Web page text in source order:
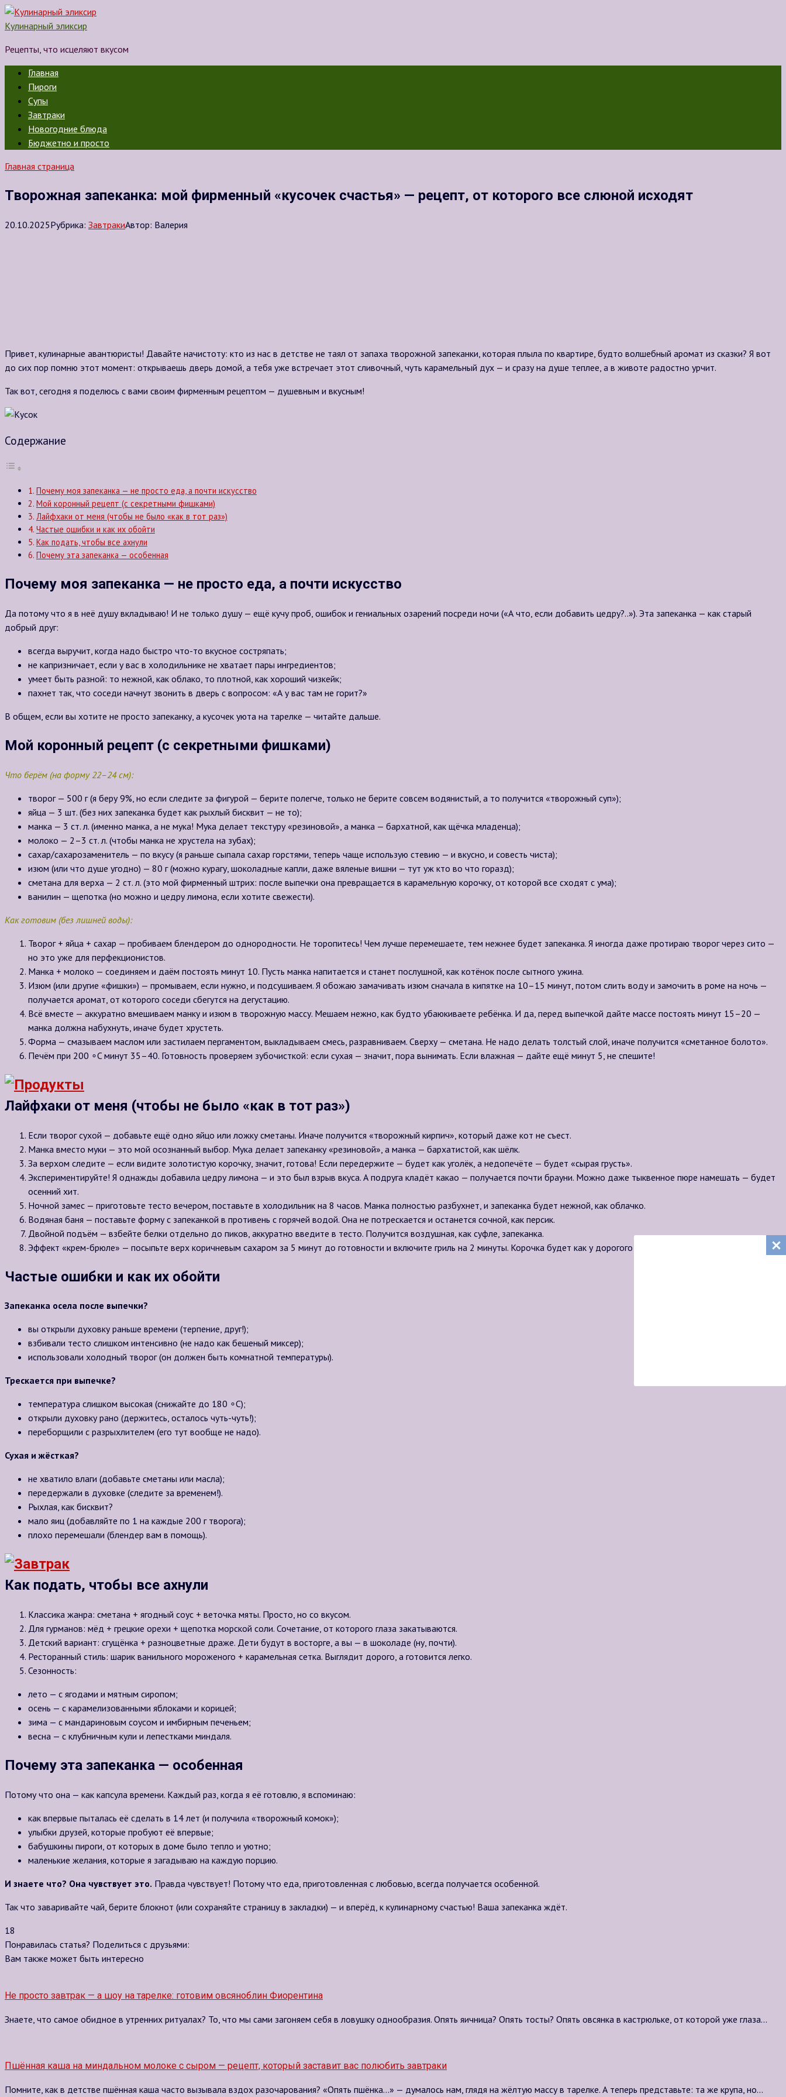
Перейти
к
Кулинарный эликсир
Рецепты, что исцеляют вкусом
Главная
Пироги
Супы
Завтраки
Новогодние блюда
Бюджетно и просто
Главная страница
Творожная запеканка: мой фирменный «кусочек счастья» — рецепт, от которого все слюной исходят
20.10.2025Рубрика: ЗавтракиАвтор: Валерия
Привет, кулинарные авантюристы! Давайте начистоту: кто из нас в детстве не таял от запаха творожной запеканки, которая плыла по квартире, будто волшебный аромат из сказки? Я вот
до сих пор помню этот момент: открываешь дверь домой, а тебя уже встречает этот сливочный, чуть карамельный дух — и сразу на душе теплее, а в животе радостно урчит.
Так вот, сегодня я поделюсь с вами своим фирменным рецептом — душевным и вкусным!
Содержание
Почему моя запеканка — не просто еда, а почти искусство
Мой коронный рецепт (с секретными фишками)
Лайфхаки от меня (чтобы не было «как в тот раз»)
Частые ошибки и как их обойти
Как подать, чтобы все ахнули
Почему эта запеканка — особенная
Почему моя запеканка — не просто еда, а почти искусство
Да потому что я в неё душу вкладываю! И не только душу — ещё кучу проб, ошибок и гениальных озарений посреди ночи («А что, если добавить цедру?..»). Эта запеканка — как старый
добрый друг:
всегда выручит, когда надо быстро что-то вкусное состряпать;
не капризничает, если у вас в холодильнике не хватает пары ингредиентов;
умеет быть разной: то нежной, как облако, то плотной, как хороший чизкейк;
пахнет так, что соседи начнут звонить в дверь с вопросом: «А у вас там не горит?»
В общем, если вы хотите не просто запеканку, а кусочек уюта на тарелке — читайте дальше.
Мой коронный рецепт (с секретными фишками)
Что берём (на форму 22–24 см):
творог — 500 г(я беру 9%, но если следите за фигурой — берите полегче, только не берите совсем водянистый, а то получится «творожный суп»);
яйца — 3 шт. (без них запеканка будет как рыхлый бисквит — не то);
манка — 3 ст. л. (именно манка, а не мука! Мука делает текстуру «резиновой», а манка — бархатной, как щёчка младенца);
молоко — 2–3 ст. л. (чтобы манка не хрустела на зубах);
сахар/сахарозаменитель — по вкусу (я раньше сыпала сахар горстями, теперь чаще использую стевию — и вкусно, и совесть чиста);
изюм (или что душе угодно) — 80 г(можно курагу, шоколадные капли, даже вяленые вишни — тут уж кто во что горазд);
сметана для верха — 2 ст. л. (это мой фирменный штрих: после выпечки она превращается в карамельную корочку, от которой все сходят с ума);
ванилин — щепотка (но можно и цедру лимона, если хотите свежести).
Как готовим (без лишней воды):
Творог + яйца + сахар — пробиваем блендером до однородности. Не торопитесь! Чем лучше перемешаете, тем нежнее будет запеканка. Я иногда даже протираю творог через сито —
но это уже для перфекционистов.
Манка + молоко — соединяем и даём постоять минут 10. Пусть манка напитается и станет послушной, как котёнок после сытного ужина.
Изюм (или другие «фишки») — промываем, если нужно, и подсушиваем. Я обожаю замачивать изюм сначала в кипятке на 10–15 минут, потом слить воду и замочить в роме на ночь —
получается аромат, от которого соседи сбегутся на дегустацию.
Всё вместе — аккуратно вмешиваем манку и изюм в творожную массу. Мешаем нежно, как будто убаюкиваете ребёнка. И да, перед выпечкой дайте массе постоять минут 15–20 —
манка должна набухнуть, иначе будет хрустеть.
Форма — смазываем маслом или застилаем пергаментом, выкладываем смесь, разравниваем. Сверху — сметана. Не надо делать толстый слой, иначе получится «сметанное болото».
Печём при 200 ∘C минут 35–40. Готовность проверяем зубочисткой: если сухая — значит, пора вынимать. Если влажная — дайте ещё минут 5, не спешите!
Лайфхаки от меня (чтобы не было «как в тот раз»)
Если творог сухой — добавьте ещё одно яйцо или ложку сметаны. Иначе получится «творожный кирпич», который даже кот не съест.
Манка вместо муки — это мой осознанный выбор. Мука делает запеканку «резиновой», а манка — бархатистой, как шёлк.
За верхом следите — если видите золотистую корочку, значит, готова! Если передержите — будет как уголёк, а недопечёте — будет «сырая грусть».
Экспериментируйте! Я однажды добавила цедру лимона — и это был взрыв вкуса. А подруга кладёт какао — получается почти брауни. Можно даже тыквенное пюре намешать — будет
осенний хит.
Ночной замес — приготовьте тесто вечером, поставьте в холодильник на 8 часов. Манка полностью разбухнет, и запеканка будет нежной, как облачко.
Водяная баня — поставьте форму с запеканкой в противень с горячей водой. Она не потрескается и останется сочной, как персик.
Двойной подъём — взбейте белки отдельно до пиков, аккуратно введите в тесто. Получится воздушная, как суфле, запеканка.
Эффект «крем-брюле» — посыпьте верх коричневым сахаром за 5 минут до готовности и включите гриль на 2 минуты. Корочка будет как у дорогого десерта из ресторана.
Частые ошибки и как их обойти
Запеканка осела после выпечки?
вы открыли духовку раньше времени (терпение, друг!);
взбивали тесто слишком интенсивно (не надо как бешеный миксер);
использовали холодный творог (он должен быть комнатной температуры).
Трескается при выпечке?
температура слишком высокая (снижайте до 180 ∘C);
открыли духовку рано (держитесь, осталось чуть-чуть!);
переборщили с разрыхлителем (его тут вообще не надо).
Сухая и жёсткая?
не хватило влаги (добавьте сметаны или масла);
передержали в духовке (следите за временем!).
Рыхлая, как бисквит?
мало яиц (добавляйте по 1 на каждые 200 гтворога);
плохо перемешали (блендер вам в помощь).
Как подать, чтобы все ахнули
Классика жанра: сметана + ягодный соус + веточка мяты. Просто, но со вкусом.
Для гурманов: мёд + грецкие орехи + щепотка морской соли. Сочетание, от которого глаза закатываются.
Детский вариант: сгущёнка + разноцветные драже. Дети будут в восторге, а вы — в шоколаде (ну, почти).
Ресторанный стиль: шарик ванильного мороженого + карамельная сетка. Выглядит дорого, а готовится легко.
Сезонность:
лето — с ягодами и мятным сиропом;
осень — с карамелизованными яблоками и корицей;
зима — с мандариновым соусом и имбирным печеньем;
весна — с клубничным кули и лепестками миндаля.
Почему эта запеканка — особенная
Потому что она — как капсула времени. Каждый раз, когда я её готовлю, я вспоминаю:
как впервые пыталась её сделать в 14 лет (и получила «творожный комок»);
улыбки друзей, которые пробуют её впервые;
бабушкины пироги, от которых в доме было тепло и уютно;
маленькие желания, которые я загадываю на каждую порцию.
И знаете что? Она чувствует это. Правда чувствует! Потому что еда, приготовленная с любовью, всегда получается особенной.
Так что заваривайте чай, берите блокнот (или сохраняйте страницу в закладки) — и вперёд, к кулинарному счастью! Ваша запеканка ждёт.
18
Понравилась статья? Поделиться с друзьями:
Вам также может быть интересно
Не просто завтрак — а шоу на тарелке: готовим овсяноблин Фиорентина
Знаете, что самое обидное в утренних ритуалах? То, что мы сами загоняем себя в ловушку однообразия. Опять яичница? Опять тосты? Опять овсянка в кастрюльке, от которой уже глаза…
Пшённая каша на миндальном молоке с сыром — рецепт, который заставит вас полюбить завтраки
Помните, как в детстве пшённая каша часто вызывала вздох разочарования? «Опять пшёнка…» — думалось нам, глядя на жёлтую массу в тарелке. А теперь представьте: та же крупа, но…